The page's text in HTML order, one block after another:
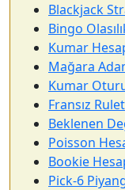
Blackjack
Bingo
Kumar
Mağara
Kumar
Fransız
Beklenen
Poisson
Bookie
Pick-6